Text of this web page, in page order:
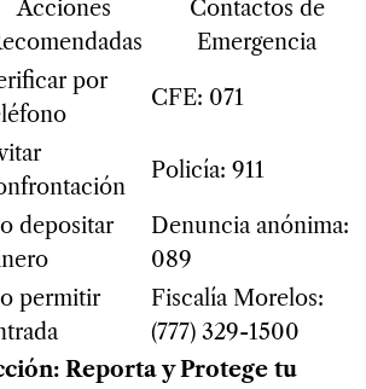
Acciones
Contactos de
Emergencia
por
CFE: 071
Policía: 911
depositar
Denuncia anónima:
089
permitir
Fiscalía Morelos:
(777) 329-1500
Reporta y Protege tu